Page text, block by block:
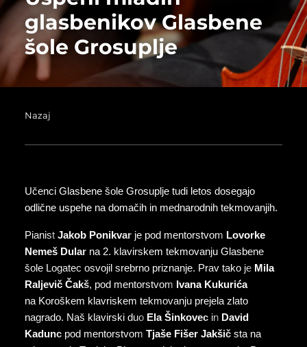
glasbenikov Glasbene
šole Grosuplje
Nazaj
Učenci Glasbene šole Grosuplje tudi letos dosegajo
odlične uspehe na domačih in mednarodnih tekmovanjih.
Pianist Jakob Ponikvarje pod mentorstvom Lovorke
Nemeš Dularna 2. klavirskem tekmovanju Glasbene
šole Logatec osvojil srebrno priznanje. Prav tako je Mila
Raljevič Čakš, pod mentorstvom Ivana Kukurića
na Koroškem klavriskem tekmovanju prejela zlato
nagrado. Naš klavirski duo Ela Šinkovecin David
Kadunc pod mentorstvom Tjaše Fišer Jakšičsta na